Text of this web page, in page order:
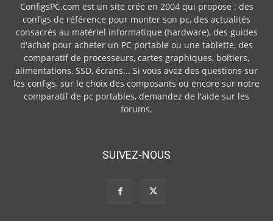
ConfigsPC.com est un site crée en 2004 qui propose : des
configs de référence pour monter son pc, des actualités
consacrés au matériel informatique (hardware), des guides
d'achat pour acheter un PC portable ou une tablette, des
comparatif de processeurs, cartes graphiques, boîtiers,
alimentations, SSD, écrans... Si vous avez des questions sur
les configs, sur le choix des composants ou encore sur notre
comparatif de pc portables, demandez de l'aide sur les
forums.
SUIVEZ-NOUS